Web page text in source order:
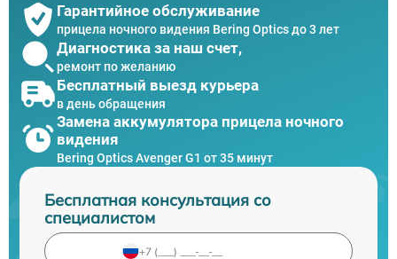
Гарантийное обслуживание
прицела ночного видения Bering Optics до 3 лет
Диагностика за наш счет,
ремонт по желанию
Бесплатный выезд курьера
в день обращения
Замена аккумулятора прицела ночного
видения
Bering Optics Avenger G1 от 35 минут
Бесплатная консультация со
специалистом